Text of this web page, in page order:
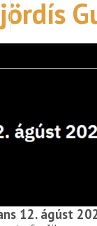
12. ágúst